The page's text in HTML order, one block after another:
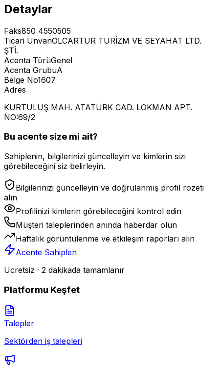
Detaylar
Faks850 4550505
Ticari UnvanOLCARTUR TURİZM VE SEYAHAT LTD.
ŞTİ.
Acenta TürüGenel
Acenta GrubuA
Belge No1607
Adres
KURTULUŞ MAH. ATATÜRK CAD. LOKMAN APT.
NO:69/2
Bu acente size mi ait?
Sahiplenin, bilgilerinizi güncelleyin ve kimlerin sizi
görebileceğini siz belirleyin.
Bilgilerinizi güncelleyin ve doğrulanmış profil rozeti
alın
Profilinizi kimlerin görebileceğini kontrol edin
Müşteri taleplerinden anında haberdar olun
Haftalık görüntülenme ve etkileşim raporları alın
Acente Sahiplen
Ücretsiz · 2 dakikada tamamlanır
Platformu Keşfet
Talepler
Sektörden iş talepleri